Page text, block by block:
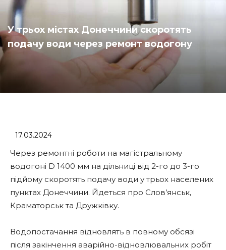
У трьох містах Донеччини скоротять
подачу води через ремонт водогону
17.03.2024
Через ремонтні роботи на магістральному
водогоні D 1400 мм на дільниці від 2-го до 3-го
підйому скоротять подачу води у трьох населених
пунктах Донеччини. Йдеться про Слов’янськ,
Краматорськ та Дружківку.
Водопостачання відновлять в повному обсязі
після закінчення аварійно-відновлювальних робіт